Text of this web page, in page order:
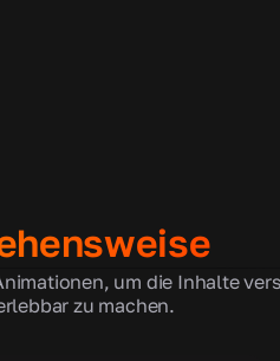
um die Inhalte
zu machen.